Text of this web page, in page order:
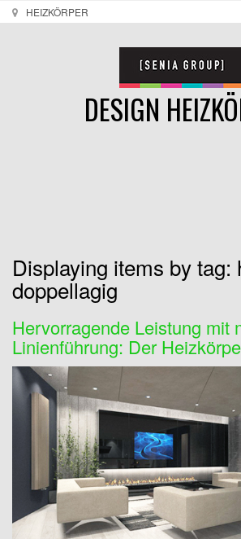
HEIZKÖRPER
DESIGN
Displaying items by tag:
doppellagig
Hervorragende Leistung mit
Linienführung: Der